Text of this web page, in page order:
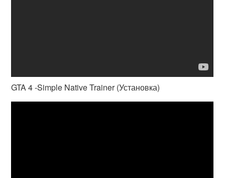
GTA 4 -Simple Native Trainer (Установка)